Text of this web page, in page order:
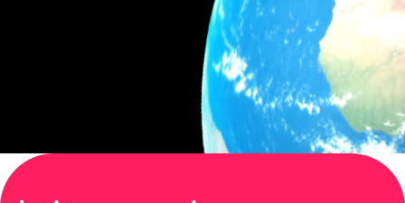
Amérique du Sud